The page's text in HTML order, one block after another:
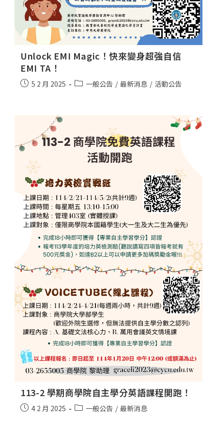
Unlock EMI Magic！快來變身超強自信
EMI TA！
5 2 月 2025 一般公告 / 最新消息 / 活動公告
113-2 學期商學院自主學分英語課程開跑！
4 2 月 2025 一般公告 / 最新消息